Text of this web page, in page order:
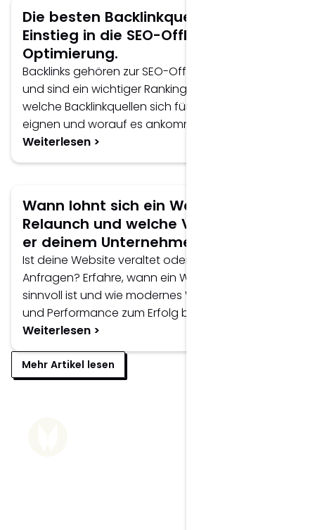
Die besten Backlinkquellen für den
Einstieg in die SEO-OffPage-
Optimierung.
Backlinks gehören zur SEO-OffPage-Optimierung
und sind ein wichtiger Rankingfaktor. Erfahre,
welche Backlinkquellen sich für den Einstieg
eignen und worauf es ankommt.
Weiterlesen >
Wann lohnt sich ein Website-
Relaunch und welche Vorteile bietet
er deinem Unternehmen?
Ist deine Website veraltet oder bringt keine
Anfragen? Erfahre, wann ein Website-Relaunch
sinnvoll ist und wie modernes Webdesign, SEO
und Performance zum Erfolg beitragen.
Weiterlesen >
Mehr Artikel lesen